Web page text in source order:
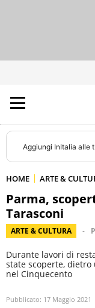
Aggiungi InItalia alle
HOME ARTE &
Parma,
Tarasconi
ARTE & CULTURA
Durante lavori di
state scoperte,
nel Cinquecento
Pubblicato: 17 Maggio 2021